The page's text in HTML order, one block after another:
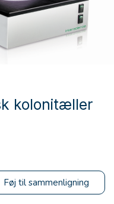
kolonitæller
Føj til sammenligning